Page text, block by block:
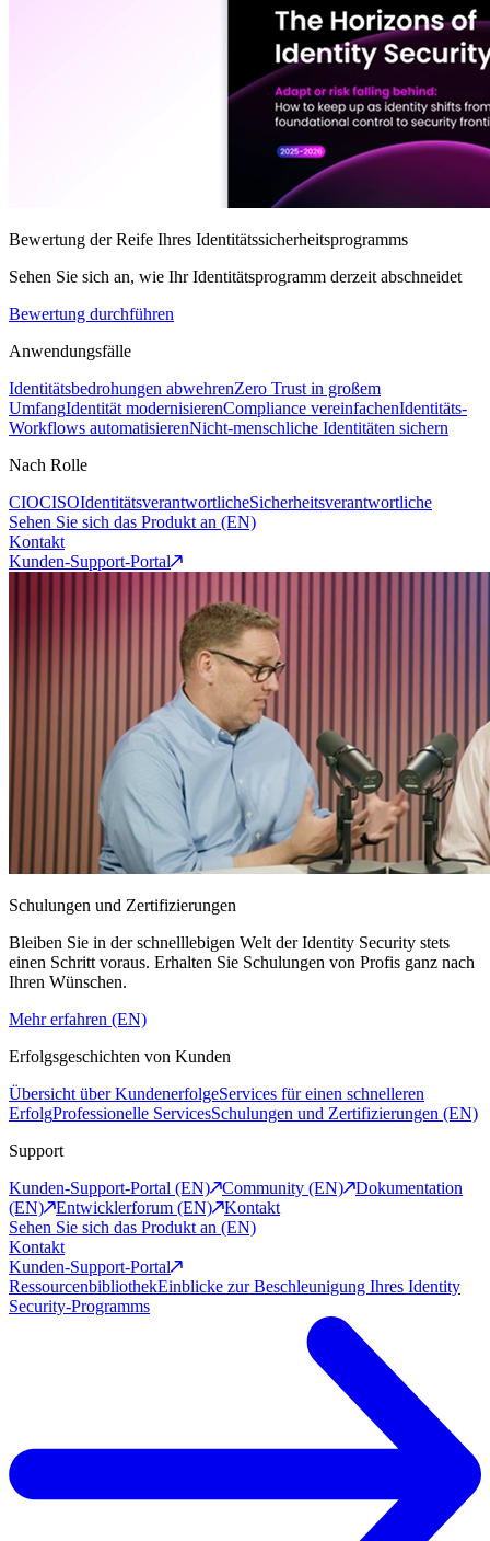
Bewertung der Reife Ihres Identitätssicherheitsprogramms
Sehen Sie sich an, wie Ihr Identitätsprogramm derzeit abschneidet
Bewertung durchführen
Anwendungsfälle
Identitätsbedrohungen abwehrenZero Trust in großem
UmfangIdentität modernisierenCompliance vereinfachenIdentitäts-
Workflows automatisierenNicht-menschliche Identitäten sichern
Nach Rolle
CIOCISOIdentitätsverantwortlicheSicherheitsverantwortliche
Sehen Sie sich das Produkt an (EN)
Kontakt
Kunden-Support-Portal
Schulungen und Zertifizierungen
Bleiben Sie in der schnelllebigen Welt der Identity Security stets
einen Schritt voraus. Erhalten Sie Schulungen von Profis ganz nach
Ihren Wünschen.
Mehr erfahren (EN)
Erfolgsgeschichten von Kunden
Übersicht über KundenerfolgeServices für einen schnelleren
ErfolgProfessionelle ServicesSchulungen und Zertifizierungen (EN)
Support
Kunden-Support-Portal (EN)
Community (EN)
Dokumentation
(EN)
Entwicklerforum (EN)
Kontakt
Sehen Sie sich das Produkt an (EN)
Kontakt
Kunden-Support-Portal
RessourcenbibliothekEinblicke zur Beschleunigung Ihres Identity
Security-Programms